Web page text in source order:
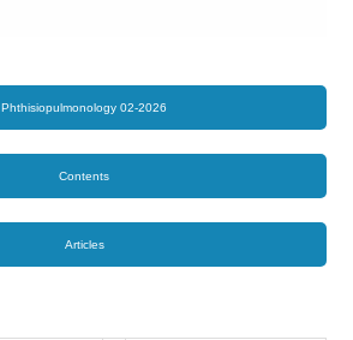
Phthisiopulmonology 02-2026
Contents
Articles